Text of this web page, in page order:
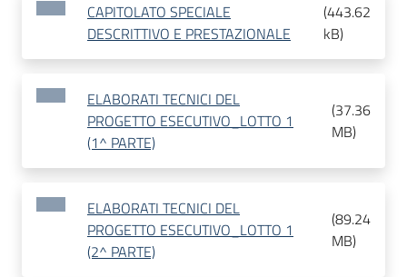
CAPITOLATO SPECIALE
DESCRITTIVO E PRESTAZIONALE
(443.62
kB)
ELABORATI TECNICI DEL
PROGETTO ESECUTIVO_LOTTO 1
(1^ PARTE)
(37.36
MB)
ELABORATI TECNICI DEL
PROGETTO ESECUTIVO_LOTTO 1
(2^ PARTE)
(89.24
MB)